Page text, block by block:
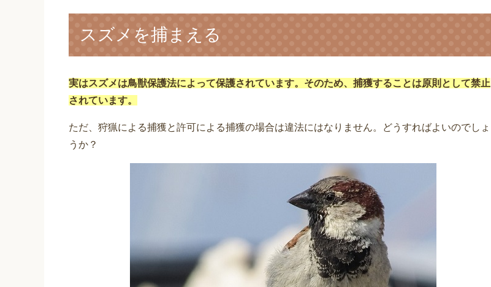
スズメを捕まえる
実はスズメは鳥獣保護法によって保護されています。そのため、捕獲することは原則として禁止
されています。
ただ、狩猟による捕獲と許可による捕獲の場合は違法にはなりません。どうすればよいのでしょ
うか？